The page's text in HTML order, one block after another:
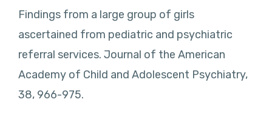
Findings from a large group of girls
ascertained from pediatric and psychiatric
referral services. Journal of the American
Academy of Child and Adolescent Psychiatry,
38, 966-975.